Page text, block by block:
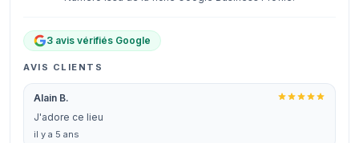
3 avis vérifiés Google
AVIS CLIENTS
Alain B.
J'adore ce lieu
il y a 5 ans